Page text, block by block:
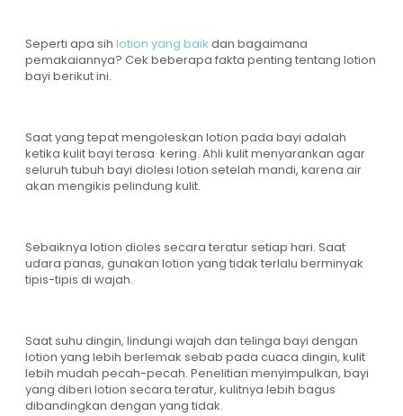
Seperti apa sih lotion yang baik dan bagaimana
pemakaiannya? Cek beberapa fakta penting tentang lotion
bayi berikut ini.
Saat yang tepat mengoleskan lotion pada bayi adalah
ketika kulit bayi terasa kering. Ahli kulit menyarankan agar
seluruh tubuh bayi diolesi lotion setelah mandi, karena air
akan mengikis pelindung kulit.
Sebaiknya lotion dioles secara teratur setiap hari. Saat
udara panas, gunakan lotion yang tidak terlalu berminyak
tipis-tipis di wajah.
Saat suhu dingin, lindungi wajah dan telinga bayi dengan
lotion yang lebih berlemak sebab pada cuaca dingin, kulit
lebih mudah pecah-pecah. Penelitian menyimpulkan, bayi
yang diberi lotion secara teratur, kulitnya lebih bagus
dibandingkan dengan yang tidak.